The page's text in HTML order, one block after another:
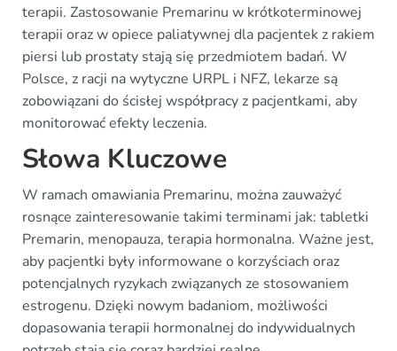
terapii. Zastosowanie Premarinu w krótkoterminowej
terapii oraz w opiece paliatywnej dla pacjentek z rakiem
piersi lub prostaty stają się przedmiotem badań. W
Polsce, z racji na wytyczne URPL i NFZ, lekarze są
zobowiązani do ścisłej współpracy z pacjentkami, aby
monitorować efekty leczenia.
Słowa Kluczowe
W ramach omawiania Premarinu, można zauważyć
rosnące zainteresowanie takimi terminami jak: tabletki
Premarin, menopauza, terapia hormonalna. Ważne jest,
aby pacjentki były informowane o korzyściach oraz
potencjalnych ryzykach związanych ze stosowaniem
estrogenu. Dzięki nowym badaniom, możliwości
dopasowania terapii hormonalnej do indywidualnych